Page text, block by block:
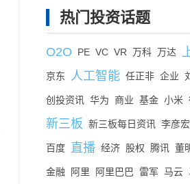
热门投资话题
O2O PE VC VR 万科 万达
京东 人工智能 任正非 企业
创投资讯 华为 商业 基金 小米
新三板 新三板每日资讯 李彦宏
百度 直播 经济 股权 腾讯 董
金融 阿里 阿里巴巴 雷军 马云